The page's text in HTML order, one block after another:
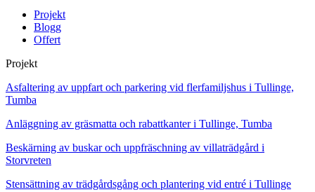
Projekt
Blogg
Offert
Projekt
Asfaltering av uppfart och parkering vid flerfamiljshus i Tullinge,
Tumba
Anläggning av gräsmatta och rabattkanter i Tullinge, Tumba
Beskärning av buskar och uppfräschning av villaträdgård i
Storvreten
Stensättning av trädgårdsgång och plantering vid entré i Tullinge